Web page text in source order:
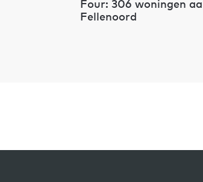
Four: 306 woningen aan de